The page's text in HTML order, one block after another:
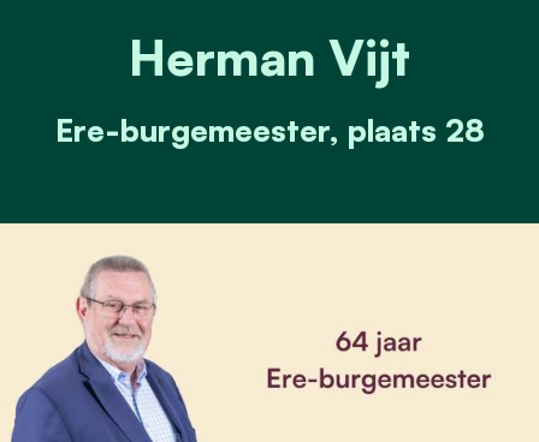
Herman Vijt
Ere-burgemeester, plaats 28